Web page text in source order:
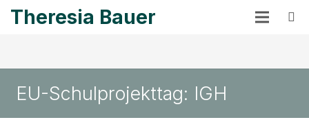
Theresia Bauer
EU-Schulprojekttag: IGH